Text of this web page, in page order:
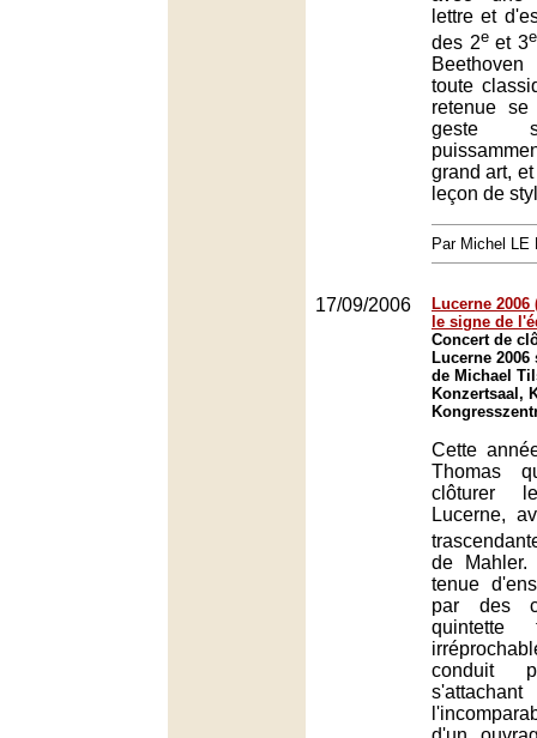
lettre et
des 2eet 3e
toute
retenue
geste
grand art,
leçon de
Par Michel LE
17/09/2006
Lucerne
le signe de
Concert de
Lucerne
de Michael
Konzertsaal,
Cette
Thomas
clôturer
Lucerne,
de Mahler.
tenue
par des
quintette
conduit